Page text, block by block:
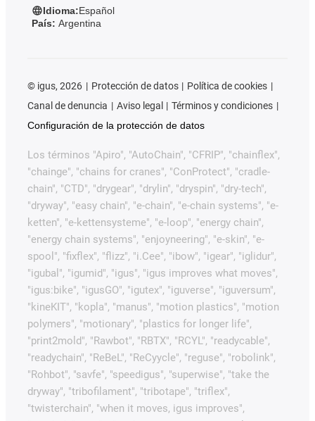
Idioma:Español
País: Argentina
© igus, 2026 Protección de datos
Política de cookies
Canal de denuncia
Aviso legal
Términos y condiciones
Configuración de la protección de datos
Los términos "Apiro", "AutoChain", "CFRIP", "chainflex",
"chainge", "chains for cranes", "ConProtect", "cradle-
chain", "CTD", "drygear", "drylin", "dryspin", "dry-tech",
"dryway", "easy chain", "e-chain", "e-chain systems", "e-
ketten", "e-kettensysteme", "e-loop", "energy chain",
"energy chain systems", "enjoyneering", "e-skin", "e-
spool", "fixflex", "flizz", "i.Cee", "ibow", "igear", "iglidur",
"igubal", "igumid", "igus", "igus improves what moves",
"igus:bike", "igusGO", "igutex", "iguverse", "iguversum",
"kineKIT", "kopla", "manus", "motion plastics", "motion
polymers", "motionary", "plastics for longer life",
"print2mold", "Rawbot", "RBTX", "RCYL", "readycable",
"readychain", "ReBeL", "ReCyycle", "reguse", "robolink",
"Rohbot", "savfe", "speedigus", "superwise", "take the
dryway", "tribofilament", "tribotape", "triflex",
"twisterchain", "when it moves, igus improves",